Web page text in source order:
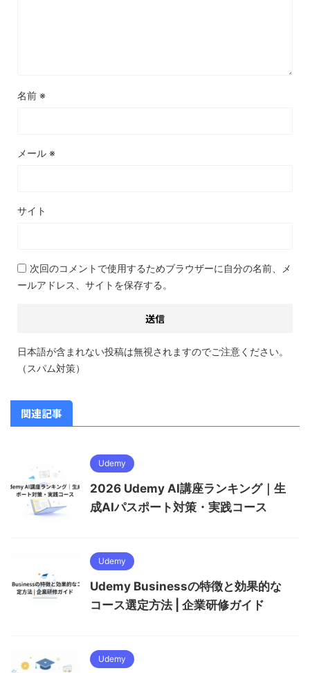
名前 ※
メール ※
サイト
次回のコメントで使用するためブラウザーに自分の名前、メ
ールアドレス、サイトを保存する。
日本語が含まれない投稿は無視されますのでご注意ください。
（スパム対策）
関連記事
Udemy
2026 Udemy AI講座ランキング｜生
成AIパスポート対策・実践コース
Udemy
Udemy Businessの特徴と効果的な
コース選定方法 | 企業研修ガイド
Udemy